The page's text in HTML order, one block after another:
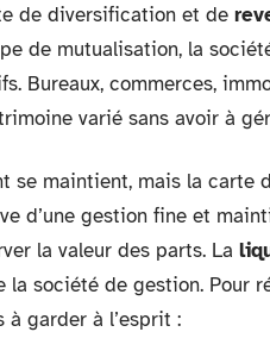
de diversification et de
de mutualisation, la
Bureaux, commerces,
varié sans avoir à
se maintient, mais la carte
d’une gestion fine et
la valeur des parts. La
société de gestion. Pour
garder à l’esprit :